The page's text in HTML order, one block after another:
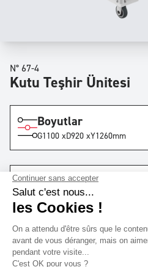
N° 67-4
Kutu Teşhir Ünitesi
Boyutlar
G1100 xD920 xY1260mm
Kat Sayısı
x4
Şeritler
x3ile2borularşerit başına